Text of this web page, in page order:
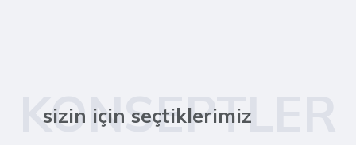
KONSEPTLER
sizin için seçtiklerimiz